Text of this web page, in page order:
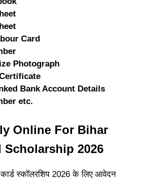
Card
Photograph
Bank Account Details
etc.
Online For Bihar
Scholarship 2026
कार्ड स्कॉलरशिप 2026 के लिए आवेदन